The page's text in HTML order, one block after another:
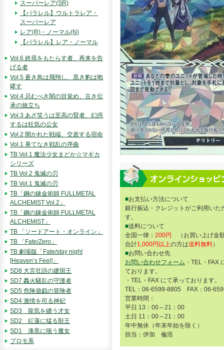
■お支払い方法について
銀行振込・クレジットがご利用いた
す。
■送料について
全国一律： 200円
（お買い上げ金
合計1,000円以上の方は送料無料）
■お問い合わせ先
お問い合わせフォーム ・TEL・FAX
ております。
・TEL・FAX にて承っております。
TEL：06-6599-8805 FAX：06-
営業時間：
平日 13：00～21：00
土日 11：00～21：00
年中無休（年末年始を除く）
担当：伊加 倫浩
スーパーレア(SR)
【パラレル】ウルトラレア・
スーパーレア
レア(R)・ノーマル(N)
【パラレル】レア・ノーマル
Vol.6 終焉をもたらす者、再来を告
げる者
Vol.5 蒼き鳥は飛翔し、黒き豹は咆
哮す
Vol.4 忌むべき闇の目覚め、古き伝
承の旅立ち
Vol.3 あざ笑うは至高の賢者、幻惑
するは狂気の公女
Vol.2 開かれた戦端、交差する宿命
Vol.1 果てなき戦乱の序曲
TB Vol.1 魔法少女まどか☆マギカ
シリーズ
TB Vol.2 鬼滅の刃
TB Vol.1 鬼滅の刃
TB「鋼の錬金術師 FULLMETAL
ALCHEMIST Vol.2」
TB「鋼の錬金術師 FULLMETAL
ALCHEMIST」
TB 「ソードアート・オンライン」
TB 「Fate/Zero」
TB 劇場版「Fate/stay night
[Heaven’s Feel]」
SD8 大言壮語の建国王
SD7 轟火騒乱の守護者
SD5 危険遊戯の冒険者
SD4 激情を司る神妃
SD3 龍気を纏う才女
SD2 紅蓮に猛る獣王
SD1 漆黒に嗤う魔女
プロモ系